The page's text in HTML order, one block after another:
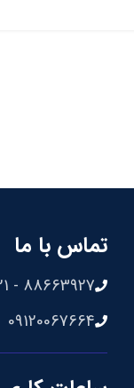
تماس با ما
88663927 - 021
09120067664